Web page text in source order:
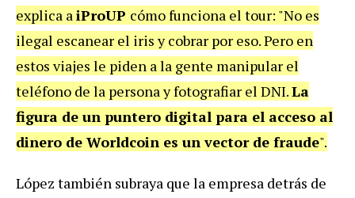
explica aiProUP cómo funciona el tour: "No es
ilegal escanear el iris y cobrar por eso. Pero en
estos viajes le piden a la gente manipular el
teléfono de la persona y fotografiar el DNI.La
figura de un puntero digital para el acceso al
dinero de Worldcoin es un vector de fraude".
López también subraya que la empresa detrás de